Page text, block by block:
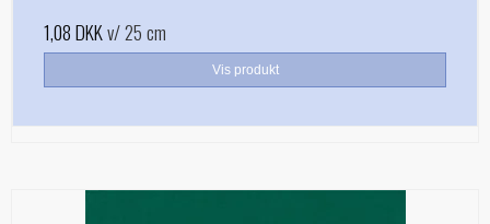
1,08 DKKv/ 25 cm
Vis produkt